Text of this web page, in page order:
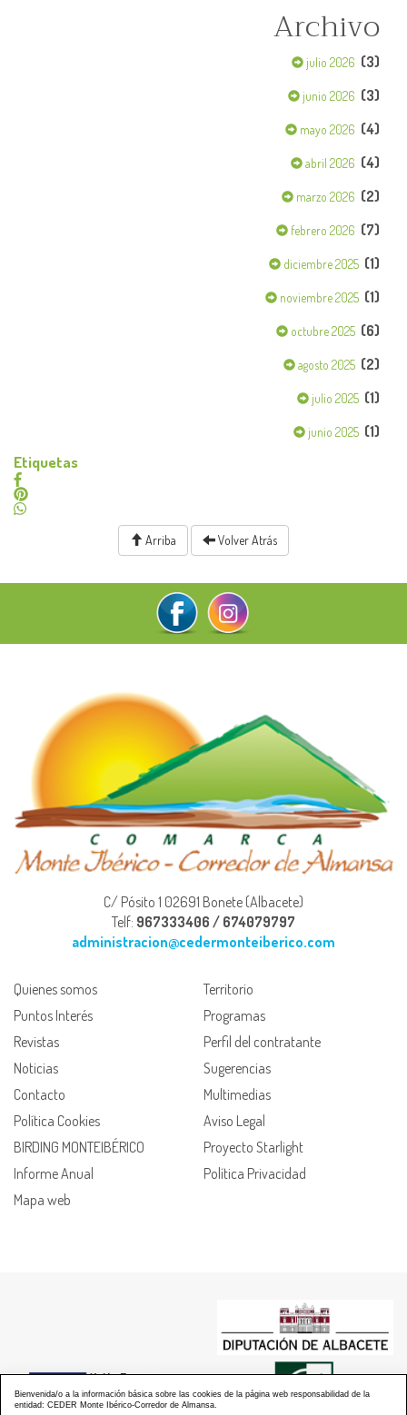
Archivo
julio 2026 (3)
junio 2026 (3)
mayo 2026 (4)
abril 2026 (4)
marzo 2026 (2)
febrero 2026 (7)
diciembre 2025 (1)
noviembre 2025 (1)
octubre 2025 (6)
agosto 2025 (2)
julio 2025 (1)
junio 2025 (1)
Etiquetas
Arriba Volver Atrás
C/ Pósito 1 02691 Bonete (Albacete)
Telf: 967333406 / 674079797
administracion@cedermonteiberico.com
Quienes somos
Territorio
Puntos Interés
Programas
Revistas
Perfil del contratante
Noticias
Sugerencias
Contacto
Multimedias
Política Cookies
Aviso Legal
BIRDING MONTEIBÉRICO
Proyecto Starlight
Informe Anual
Política Privacidad
Mapa web
Bienvenida/o a la información básica sobre las cookies de la página web responsabilidad de la
entidad: CEDER Monte Ibérico-Corredor de Almansa.